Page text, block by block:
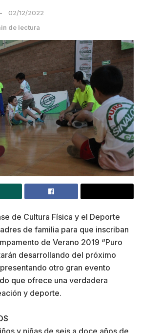
02/12/2022
de lectura
de Cultura Física y el Deporte
de familia para que inscriban
de Verano 2019 “Puro
desarrollando del próximo
otro gran evento
que ofrece una verdadera
y deporte.
y niñas de seis a doce años de